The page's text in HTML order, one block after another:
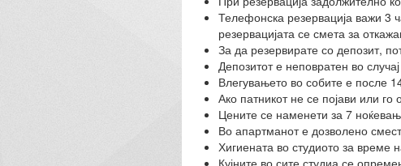
Телефонска резервација важи 3
резервацијата се смета за
За да резервирате со депозит,
Депозитот е неповратен во
Влегувањето во собите е после
Ако патникот не се појави или
Цените се наменети за 7
Во апартманот е дозволено
Хигиената во студиото за време
Кујните во сите студиа се